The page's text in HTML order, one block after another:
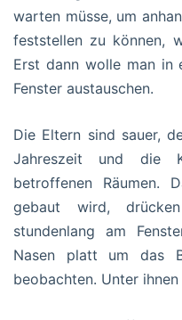
warten müsse, um
feststellen zu können,
Erst dann wolle man in
Fenster austauschen.
Die Eltern sind sauer,
Jahreszeit und die
betroffenen Räumen.
gebaut wird,
stundenlang am
Nasen platt um das
beobachten. Unter